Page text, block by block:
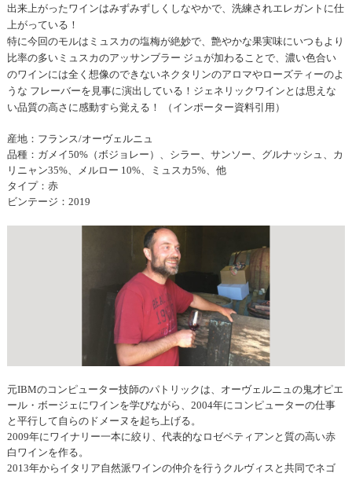
出来上がったワインはみずみずしくしなやかで、洗練されエレガントに仕
上がっている！
特に今回のモルはミュスカの塩梅が絶妙で、艶やかな果実味にいつもより
比率の多いミュスカのアッサンブラー ジュが加わることで、濃い色合い
のワインには全く想像のできないネクタリンのアロマやローズティーのよ
うな フレーバーを見事に演出している！ジェネリックワインとは思えな
い品質の高さに感動すら覚える！ （インポーター資料引用）
産地：フランス/オーヴェルニュ
品種：ガメイ50%（ボジョレー）、シラー、サンソー、グルナッシュ、カ
リニャン35%、メルロー 10%、ミュスカ5%、他
タイプ：赤
ビンテージ：2019
元IBMのコンピューター技師のパトリックは、オーヴェルニュの鬼才ピエ
ール・ボージェにワインを学びながら、2004年にコンピューターの仕事
と平行して自らのドメーヌを起ち上げる。
2009年にワイナリー一本に絞り、代表的なロゼペティアンと質の高い赤
白ワインを作る。
2013年からイタリア自然派ワインの仲介を行うクルヴィスと共同でネゴ